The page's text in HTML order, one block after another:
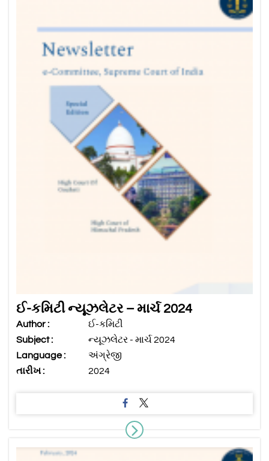
ઈ-કમિટી ન્યૂઝલેટર – માર્ચ 2024
Author :
ઈ-કમિટી
Subject :
ન્યૂઝલેટર - માર્ચ 2024
Language :
અંગ્રેજી
તારીખ :
2024